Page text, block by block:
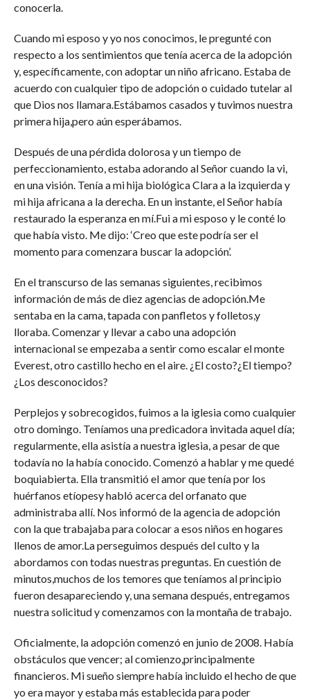
conocerla.
Cuando mi esposo y yo nos conocimos, le pregunté con
respecto a los sentimientos que tenía acerca de la adopción
y, específicamente, con adoptar un niño africano. Estaba de
acuerdo con cualquier tipo de adopción o cuidado tutelar al
que Dios nos llamara.Estábamos casados y tuvimos nuestra
primera hija,pero aún esperábamos.
Después de una pérdida dolorosa y un tiempo de
perfeccionamiento, estaba adorando al Señor cuando la vi,
en una visión. Tenía a mi hija biológica Clara a la izquierda y
mi hija africana a la derecha. En un instante, el Señor había
restaurado la esperanza en mí.Fui a mi esposo y le conté lo
que había visto. Me dijo: ‘Creo que este podría ser el
momento para comenzara buscar la adopción’.
En el transcurso de las semanas siguientes, recibimos
información de más de diez agencias de adopción.Me
sentaba en la cama, tapada con panfletos y folletos,y
lloraba. Comenzar y llevar a cabo una adopción
internacional se empezaba a sentir como escalar el monte
Everest, otro castillo hecho en el aire. ¿El costo?¿El tiempo?
¿Los desconocidos?
Perplejos y sobrecogidos, fuimos a la iglesia como cualquier
otro domingo. Teníamos una predicadora invitada aquel día;
regularmente, ella asistía a nuestra iglesia, a pesar de que
todavía no la había conocido. Comenzó a hablar y me quedé
boquiabierta. Ella transmitió el amor que tenía por los
huérfanos etíopesy habló acerca del orfanato que
administraba allí. Nos informó de la agencia de adopción
con la que trabajaba para colocar a esos niños en hogares
llenos de amor.La perseguimos después del culto y la
abordamos con todas nuestras preguntas. En cuestión de
minutos,muchos de los temores que teníamos al principio
fueron desapareciendo y, una semana después, entregamos
nuestra solicitud y comenzamos con la montaña de trabajo.
Oficialmente, la adopción comenzó en junio de 2008. Había
obstáculos que vencer; al comienzo,principalmente
financieros. Mi sueño siempre había incluido el hecho de que
yo era mayor y estaba más establecida para poder